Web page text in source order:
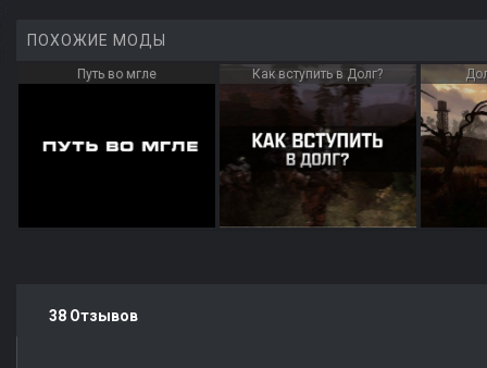
ПОХОЖИЕ МОДЫ
Путь во мгле Как вступить в Долг?
38 Отзывов